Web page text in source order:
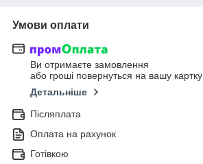
Умови оплати
Ви отримаєте замовлення
або гроші повернуться на вашу картку
Детальніше
Післяплата
Оплата на рахунок
Готівкою